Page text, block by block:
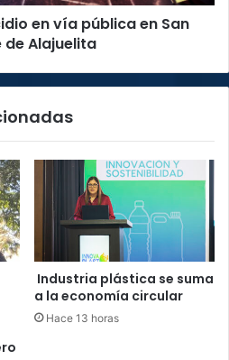
en vía pública en San
de Alajuelita
Industria plástica se suma
a la economía circular
Hace 13 horas